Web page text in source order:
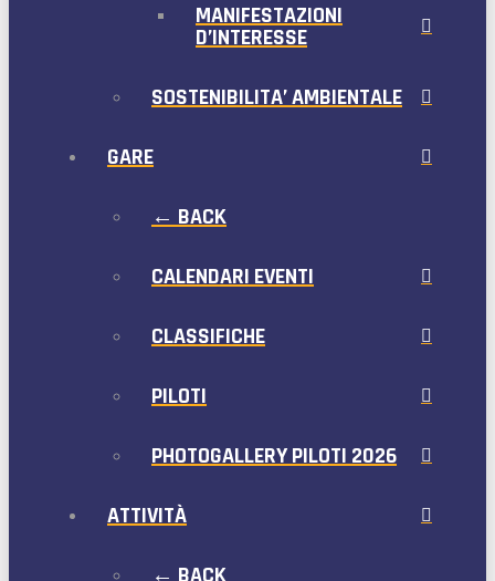
MANIFESTAZIONI
D’INTERESSE
SOSTENIBILITA’ AMBIENTALE
GARE
← BACK
CALENDARI EVENTI
CLASSIFICHE
PILOTI
PHOTOGALLERY PILOTI 2026
ATTIVITÀ